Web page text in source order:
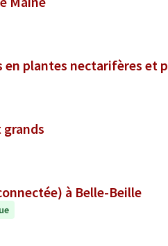
plantes nectarifères et
à Belle-Beille